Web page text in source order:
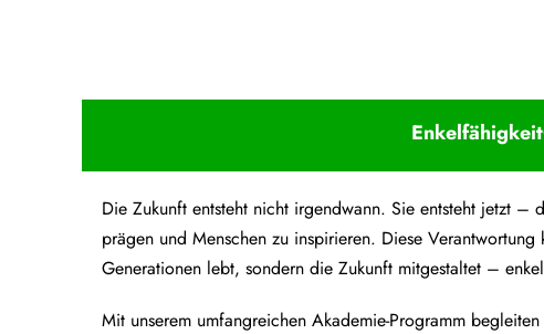
Enkelfähigkei
Die Zukunft entsteht nicht irgendwann. Sie entsteht jetzt
prägen und Menschen zu inspirieren. Diese
Generationen lebt, sondern die Zukunft mitgestaltet –
Mit unserem umfangreichen Akademie-Programm